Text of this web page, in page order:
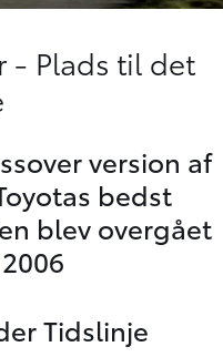
- Plads til det
version af
bedst
blev overgået
Tidslinje